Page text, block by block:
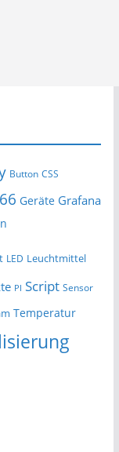
Button CSS
Geräte Grafana
LED Leuchtmittel
PI Script Sensor
Temperatur